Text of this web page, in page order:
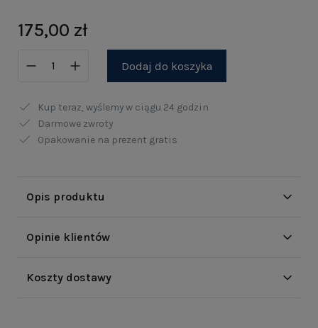
175,00 zł
Dodaj do koszyka
Kup teraz, wyślemy w ciągu 24 godzin
Darmowe zwroty
Opakowanie na prezent gratis
Opis produktu
Opinie klientów
Koszty dostawy